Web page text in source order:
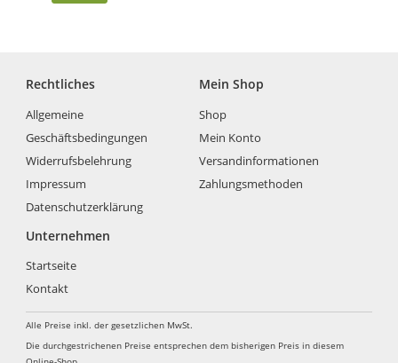
Rechtliches
Allgemeine
Geschäftsbedingungen
Widerrufsbelehrung
Impressum
Datenschutzerklärung
Mein Shop
Shop
Mein Konto
Versandinformationen
Zahlungsmethoden
Unternehmen
Startseite
Kontakt
Alle Preise inkl. der gesetzlichen MwSt.
Die durchgestrichenen Preise entsprechen dem bisherigen Preis in diesem